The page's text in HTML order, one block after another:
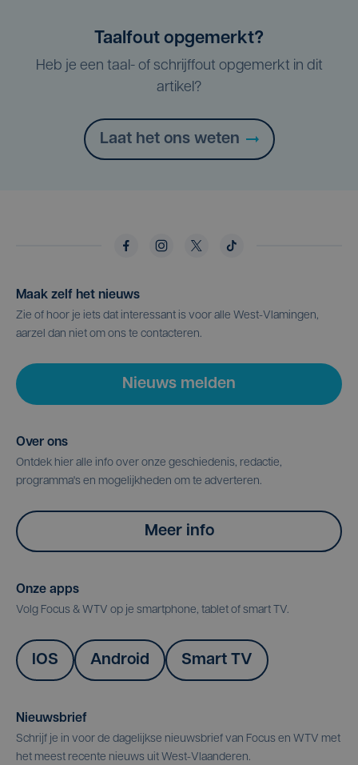
Taalfout opgemerkt?
Heb je een taal- of schrijffout opgemerkt in dit
artikel?
Laat het ons weten
Maak zelf het nieuws
Zie of hoor je iets dat interessant is voor alle West-Vlamingen,
aarzel dan niet om ons te contacteren.
Nieuws melden
Over ons
Ontdek hier alle info over onze geschiedenis, redactie,
programma's en mogelijkheden om te adverteren.
Meer info
Onze apps
Volg Focus & WTV op je smartphone, tablet of smart TV.
IOS Android Smart TV
Nieuwsbrief
Schrijf je in voor de dagelijkse nieuwsbrief van Focus en WTV met
het meest recente nieuws uit West-Vlaanderen.